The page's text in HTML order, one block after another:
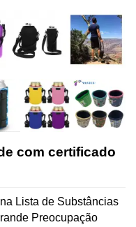
com certificado
Lista de Substâncias
Preocupação